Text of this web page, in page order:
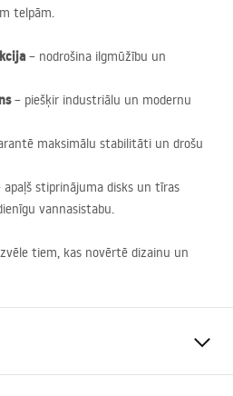
telpām.
– nodrošina ilgmūžību un
– piešķir industriālu un modernu
maksimālu stabilitāti un drošu
stiprinājuma disks un tīras
vannasistabu.
tiem, kas novērtē dizainu un